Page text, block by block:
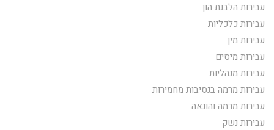
עבירות הלבנת הון
עבירות כלכליות
עבירות מין
עבירות מיסים
עבירות מנהליות
עבירות מרמה בנסיבות מחמירות
עבירות מרמה והונאה
עבירות נשק